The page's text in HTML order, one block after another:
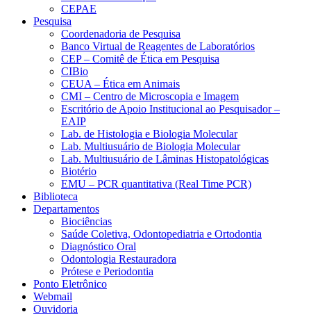
CEPAE
Pesquisa
Coordenadoria de Pesquisa
Banco Virtual de Reagentes de Laboratórios
CEP – Comitê de Ética em Pesquisa
CIBio
CEUA – Ética em Animais
CMI – Centro de Microscopia e Imagem
Escritório de Apoio Institucional ao Pesquisador –
EAIP
Lab. de Histologia e Biologia Molecular
Lab. Multiusuário de Biologia Molecular
Lab. Multiusuário de Lâminas Histopatológicas
Biotério
EMU – PCR quantitativa (Real Time PCR)
Biblioteca
Departamentos
Biociências
Saúde Coletiva, Odontopediatria e Ortodontia
Diagnóstico Oral
Odontologia Restauradora
Prótese e Periodontia
Ponto Eletrônico
Webmail
Ouvidoria